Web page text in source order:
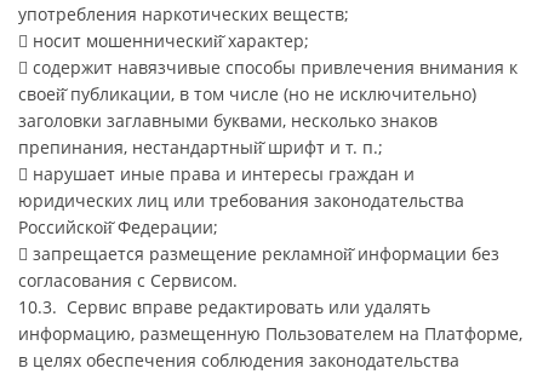
употребления наркотических веществ;
 носит мошеннический̆ характер;
 содержит навязчивые способы привлечения внимания к
своей̆ публикации, в том числе (но не исключительно)
заголовки заглавными буквами, несколько знаков
препинания, нестандартный̆ шрифт и т. п.;
 нарушает иные права и интересы граждан и
юридических лиц или требования законодательства
Российской̆ Федерации;
 запрещается размещение рекламной̆ информации без
согласования с Сервисом.
10.3. Сервис вправе редактировать или удалять
информацию, размещенную Пользователем на Платформе,
в целях обеспечения соблюдения законодательства